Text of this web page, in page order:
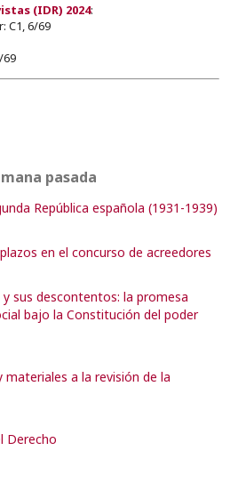
(IDR) 2024:
C1, 6/69
69
pasada
República española (1931-1939)
en el concurso de acreedores
sus descontentos: la promesa
bajo la Constitución del poder
a la revisión de la
Derecho